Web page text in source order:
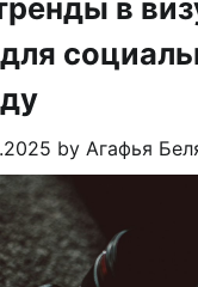
в
by Агафья